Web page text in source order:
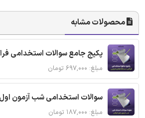
محصولات مشابه
پکیج جامع سوالات استخدامی
مبلغ: ۶۹۷,۰۰۰ تومان
سوالات استخدامی شب آزمون
مبلغ: ۱۸۷,۰۰۰ تومان